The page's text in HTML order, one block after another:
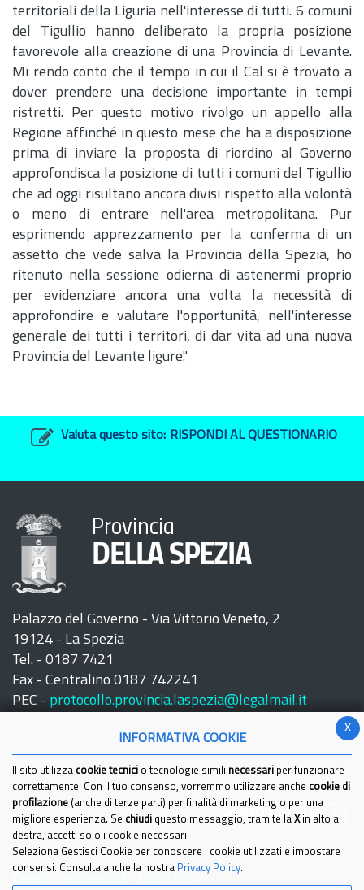
territoriali della Liguria nell'interesse di tutti. 6 comuni
del Tigullio hanno deliberato la propria posizione
favorevole alla creazione di una Provincia di Levante.
Mi rendo conto che il tempo in cui il Cal si è trovato a
dover prendere una decisione importante in tempi
ristretti. Per questo motivo rivolgo un appello alla
Regione affinché in questo mese che ha a disposizione
prima di inviare la proposta di riordino al Governo
approfondisca la posizione di tutti i comuni del Tigullio
che ad oggi risultano ancora divisi rispetto alla volontà
o meno di entrare nell'area metropolitana. Pur
esprimendo apprezzamento per la conferma di un
assetto che vede salva la Provincia della Spezia, ho
ritenuto nella sessione odierna di astenermi proprio
per evidenziare ancora una volta la necessità di
approfondire e valutare l'opportunità, nell'interesse
generale dei tutti i territori, di dar vita ad una nuova
Provincia del Levante ligure."
Valuta questo sito: RISPONDI AL QUESTIONARIO
Provincia
DELLA SPEZIA
Palazzo del Governo - Via Vittorio Veneto, 2
19124 - La Spezia
Tel. - 0187 7421
Fax - Centralino 0187 742241
PEC - protocollo.provincia.laspezia@legalmail.it
Seguici su:
x
INFORMATIVA COOKIE
Il sito utilizza cookie tecnici o tecnologie simili necessari per funzionare
correttamente. Con il tuo consenso, vorremmo utilizzare anche cookie di
profilazione (anche di terze parti) per finalità di marketing o per una
migliore esperienza. Se chiudi questo messaggio, tramite la Xin alto a
destra, accetti solo i cookie necessari.
Seleziona Gestisci Cookie per conoscere i cookie utilizzati e impostare i
consensi. Consulta anche la nostra Privacy Policy.